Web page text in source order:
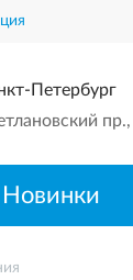
Петербург
Новинки